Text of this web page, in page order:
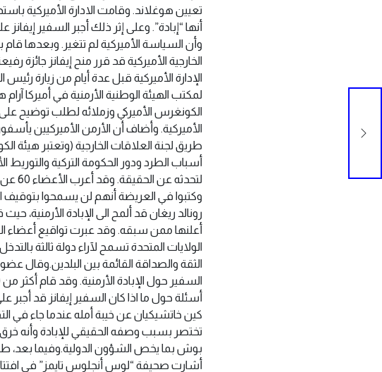
تعيين هوغلاند. وقامت الادارة الأميركية
أنها “إبادة”. وعلى إثر ذلك أجبر السفير
وأن السياسة الأميركية لم تتغير. وبعدها
الخارجية الأميركية قد قرر منح إيفانز
الإدارة الأميركية قبل عدة أيام من زيارة
لمكتب الهيئة الوطنية الأرمنية في أميركا
الكونغرس الأميركي وزملائه لطلب توضيح
الأميركية. وأضاف أن الأرمن الأميركيين
طريق لجنة العلاقات الخارجية (وتعتبر هيئة
أسباب الطرد ودور الحكومة التركية
رونالد ريغان قد ألمح الى الإبادة الأرمنية،
أعلنها ممن سبقه. وقد عبرت تواقيع أعضاء
الولايات المتحدة تسمح لآراء دولة ثالثة
الثقة والصداقة القائمة بين
أسئلة حول ما اذا كان السفير إيفانز قد
كين خاتشيكيان عن خيبة أمله عندما جاء في
تختصر بسبب وصفه الحقيقي للإبادة وأنه
بوش بما يخص الشؤون الدولية.وفيما بعد،
أشارت صحيفة “لوس أنجلوس تايمز” في